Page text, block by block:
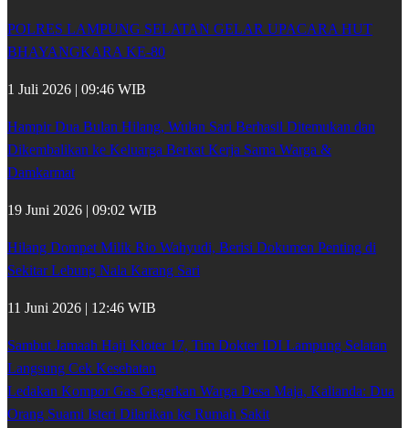
POLRES LAMPUNG SELATAN GELAR UPACARA HUT
BHAYANGKARA KE-80
1 Juli 2026 | 09:46 WIB
Hampir Dua Bulan Hilang, Wulan Sari Berhasil Ditemukan dan
Dikembalikan ke Keluarga Berkat Kerja Sama Warga &
Damkarmat
19 Juni 2026 | 09:02 WIB
Hilang Dompet Milik Rio Wahyudi, Berisi Dokumen Penting di
Sekitar Lebung Nala Karang Sari
11 Juni 2026 | 12:46 WIB
Sambut Jamaah Haji Kloter 17, Tim Dokter IDI Lampung Selatan
Langsung Cek Kesehatan
Ledakan Kompor Gas Gegerkan Warga Desa Maja, Kalianda: Dua
Orang Suami Isteri Dilarikan ke Rumah Sakit